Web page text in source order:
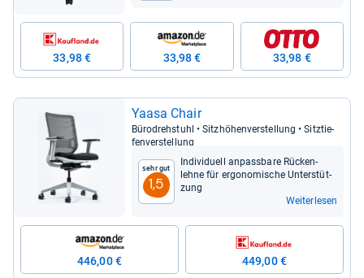
33,98 € 33,98 € 33,98 €
Yaasa Chair
Büro­dreh­stuhl • Sitz­hö­hen­ver­stel­lung • Sitz­tie­
fen­ver­stel­lung
Sehr gut
1,5
Indi­vi­du­ell anpass­bare Rücken­
lehne für ergo­no­mi­sche Unter­stüt­
zung
Weiterlesen
446,00 € 449,00 €